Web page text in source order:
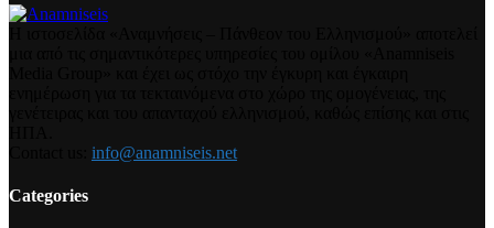
info@anamniseis.net
Categories